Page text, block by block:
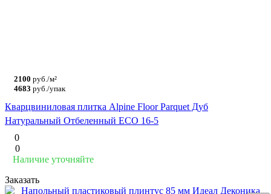
2100 руб./м²
4683 руб./упак
Кварцвиниловая плитка Alpine Floor Parquet Дуб
Натуральный Отбеленный ECO 16-5
0
0
Наличие уточняйте
Заказать